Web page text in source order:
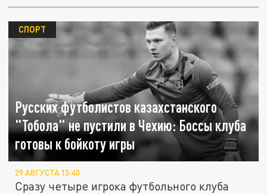
Русских футболистов казахстанского
"Тобола" не пустили в Чехию: Боссы клуба
готовы к бойкоту игры
СПОРТ
29 АВГУСТА 13:40
Сразу четыре игрока футбольного клуба